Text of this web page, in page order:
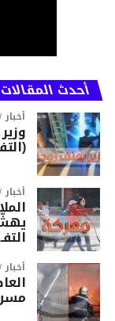
أحدث المقالات
أخبار
أخبار
أخبار